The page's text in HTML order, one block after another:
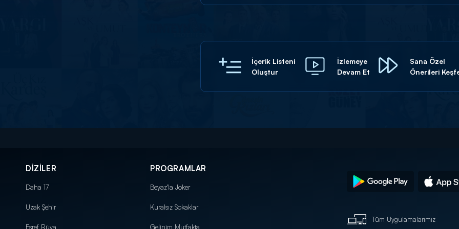
İçerik Listeni
Oluştur
İzlemeye
Devam Et
Sana Özel
Önerileri
DİZİLER
Daha 17
Uzak Şehir
Eşref Rüya
PROGRAMLAR
Beyaz'la Joker
Kuralsız Sokaklar
Gelinim Mutfakta
Tüm Uygulamalarımız